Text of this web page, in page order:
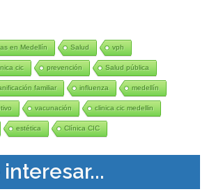
en Medellín Salud vph
cic prevención Salud pública
familiar influenza medellín
vacunación clinica cic medellin
estética Clínica CIC